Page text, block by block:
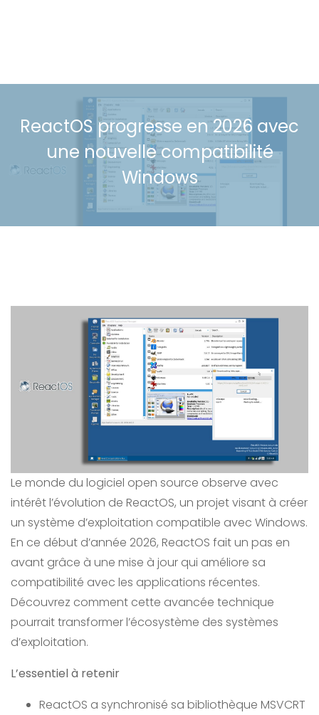
ReactOS progresse en 2026 avec
une nouvelle compatibilité
Windows
Le monde du logiciel open source observe avec
intérêt l’évolution de ReactOS, un projet visant à créer
un système d’exploitation compatible avec Windows.
En ce début d’année 2026, ReactOS fait un pas en
avant grâce à une mise à jour qui améliore sa
compatibilité avec les applications récentes.
Découvrez comment cette avancée technique
pourrait transformer l’écosystème des systèmes
d’exploitation.
L’essentiel à retenir
ReactOS a synchronisé sa bibliothèque MSVCRT